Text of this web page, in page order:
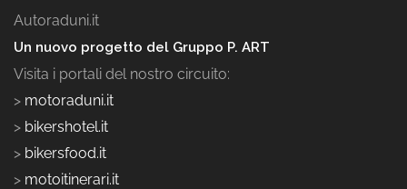
Autoraduni.it
Un nuovo progetto del Gruppo P. ART
Visita i portali del nostro circuito:
> motoraduni.it
> bikershotel.it
> bikersfood.it
> motoitinerari.it